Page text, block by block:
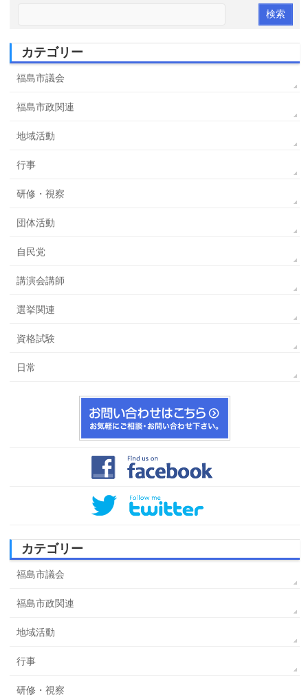
カテゴリー
福島市議会
福島市政関連
地域活動
行事
研修・視察
団体活動
自民党
講演会講師
選挙関連
資格試験
日常
カテゴリー
福島市議会
福島市政関連
地域活動
行事
研修・視察